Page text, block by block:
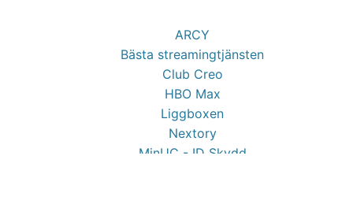
ARCY
Bästa streamingtjänsten
Club Creo
HBO Max
Liggboxen
Nextory
MinUC - ID Skydd